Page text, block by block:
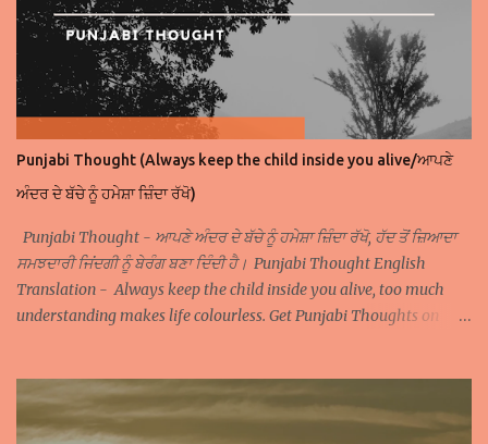
Punjabi Thoughts
Punjabi Thought (Always keep the child inside you alive/ਆਪਣੇ
ਅੰਦਰ ਦੇ ਬੱਚੇ ਨੂੰ ਹਮੇਸ਼ਾ ਜ਼ਿੰਦਾ ਰੱਖੋ)
Punjabi Thought - ਆਪਣੇ ਅੰਦਰ ਦੇ ਬੱਚੇ ਨੂੰ ਹਮੇਸ਼ਾ ਜ਼ਿੰਦਾ ਰੱਖੋ, ਹੱਦ ਤੋਂ ਜ਼ਿਆਦਾ
ਸਮਝਦਾਰੀ ਜਿਂਦਗੀ ਨੂੰ ਬੇਰੰਗ ਬਣਾ ਦਿੰਦੀ ਹੈ। Punjabi Thought English
Translation - Always keep the child inside you alive, too much
understanding makes life colourless. Get Punjabi Thoughts on